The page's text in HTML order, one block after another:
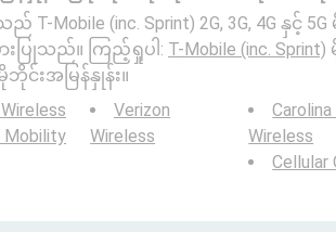
T-Mobile (inc. Sprint) 2G, 3G, 4G နှ
ပြုသည်။ ကြည့်ရှုပါ: T-Mobile (inc. Sprint)
ဘိုင်းအမြန်နှုန်း။
Mobility
Verizon
Wireless
Wireless
Cellular